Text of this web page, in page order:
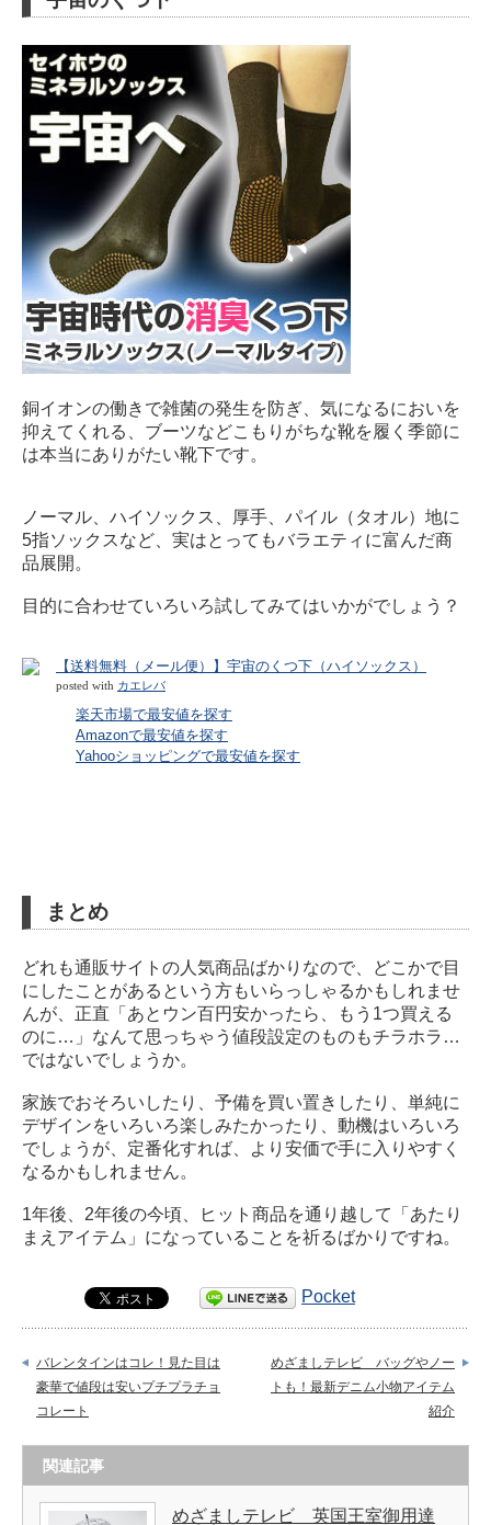
銅イオンの働きで雑菌の発生を防ぎ、気になるにおいを
抑えてくれる、ブーツなどこもりがちな靴を履く季節に
は本当にありがたい靴下です。
ノーマル、ハイソックス、厚手、パイル（タオル）地に
5指ソックスなど、実はとってもバラエティに富んだ商
品展開。
目的に合わせていろいろ試してみてはいかがでしょう？
【送料無料（メール便）】宇宙のくつ下（ハイソックス）
posted with カエレバ
楽天市場で最安値を探す
Amazonで最安値を探す
Yahooショッピングで最安値を探す
まとめ
どれも通販サイトの人気商品ばかりなので、どこかで目
にしたことがあるという方もいらっしゃるかもしれませ
んが、正直「あとウン百円安かったら、もう1つ買える
のに…」なんて思っちゃう値段設定のものもチラホラ…
ではないでしょうか。
家族でおそろいしたり、予備を買い置きしたり、単純に
デザインをいろいろ楽しみたかったり、動機はいろいろ
でしょうが、定番化すれば、より安価で手に入りやすく
なるかもしれません。
1年後、2年後の今頃、ヒット商品を通り越して「あたり
まえアイテム」になっていることを祈るばかりですね。
Pocket
バレンタインはコレ！見た目は
豪華で値段は安いプチプラチョ
コレート
めざましテレビ バッグやノー
トも！最新デニム小物アイテム
紹介
関連記事
めざましテレビ 英国王室御用達